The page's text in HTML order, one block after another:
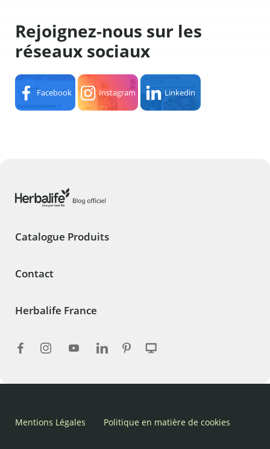
Rejoignez-nous sur les
réseaux sociaux
Facebook Instagram Linkedin
Catalogue Produits
Contact
Herbalife France
Mentions Légales Politique en matière de cookies